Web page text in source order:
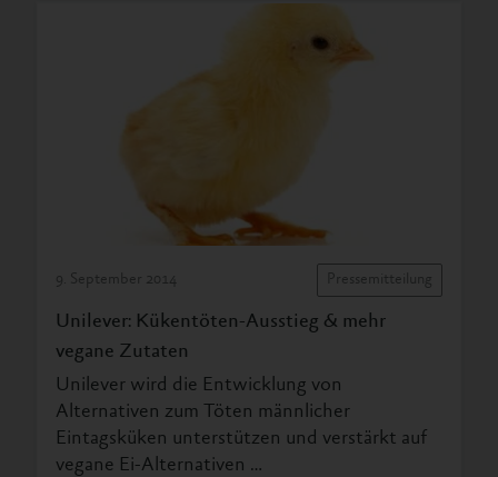
9. September 2014 Pressemitteilung
Unilever: Kükentöten-Ausstieg & mehr
vegane Zutaten
Unilever wird die Entwicklung von
Alternativen zum Töten männlicher
Eintagsküken unterstützen und verstärkt auf
vegane Ei-Alternativen …